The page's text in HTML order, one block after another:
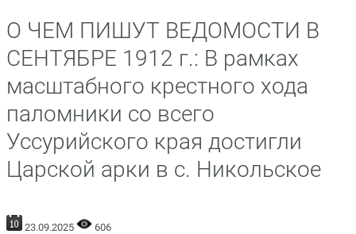
О ЧЕМ ПИШУТ ВЕДОМОСТИ В
СЕНТЯБРЕ 1912 г.: В рамках
масштабного крестного хода
паломники со всего
Уссурийского края достигли
Царской арки в с. Никольское
23.09.2025 606